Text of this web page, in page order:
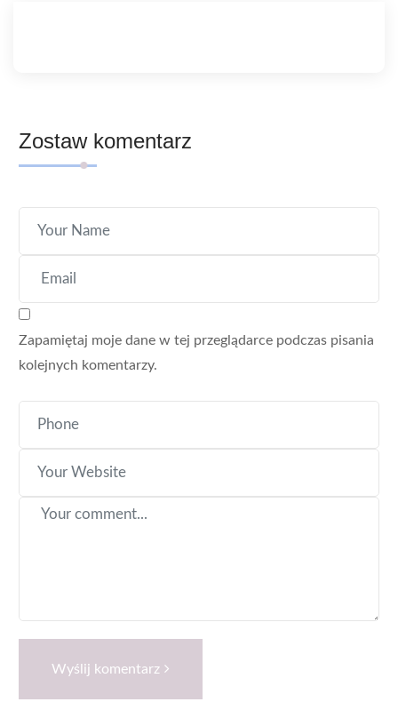
Zostaw komentarz
Zapamiętaj moje dane w tej przeglądarce podczas pisania
kolejnych komentarzy.
Wyślij komentarz